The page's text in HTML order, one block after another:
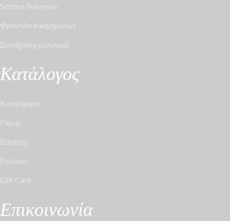
Service Ρολογιών
Φροντίδα κοσμημάτων
Συντήρηση ρολογιού
Κατάλογος
Κοσμήματα
Γάμος
Βάπτιση
Ρολόγια
Gift Card
Επικοινωνία